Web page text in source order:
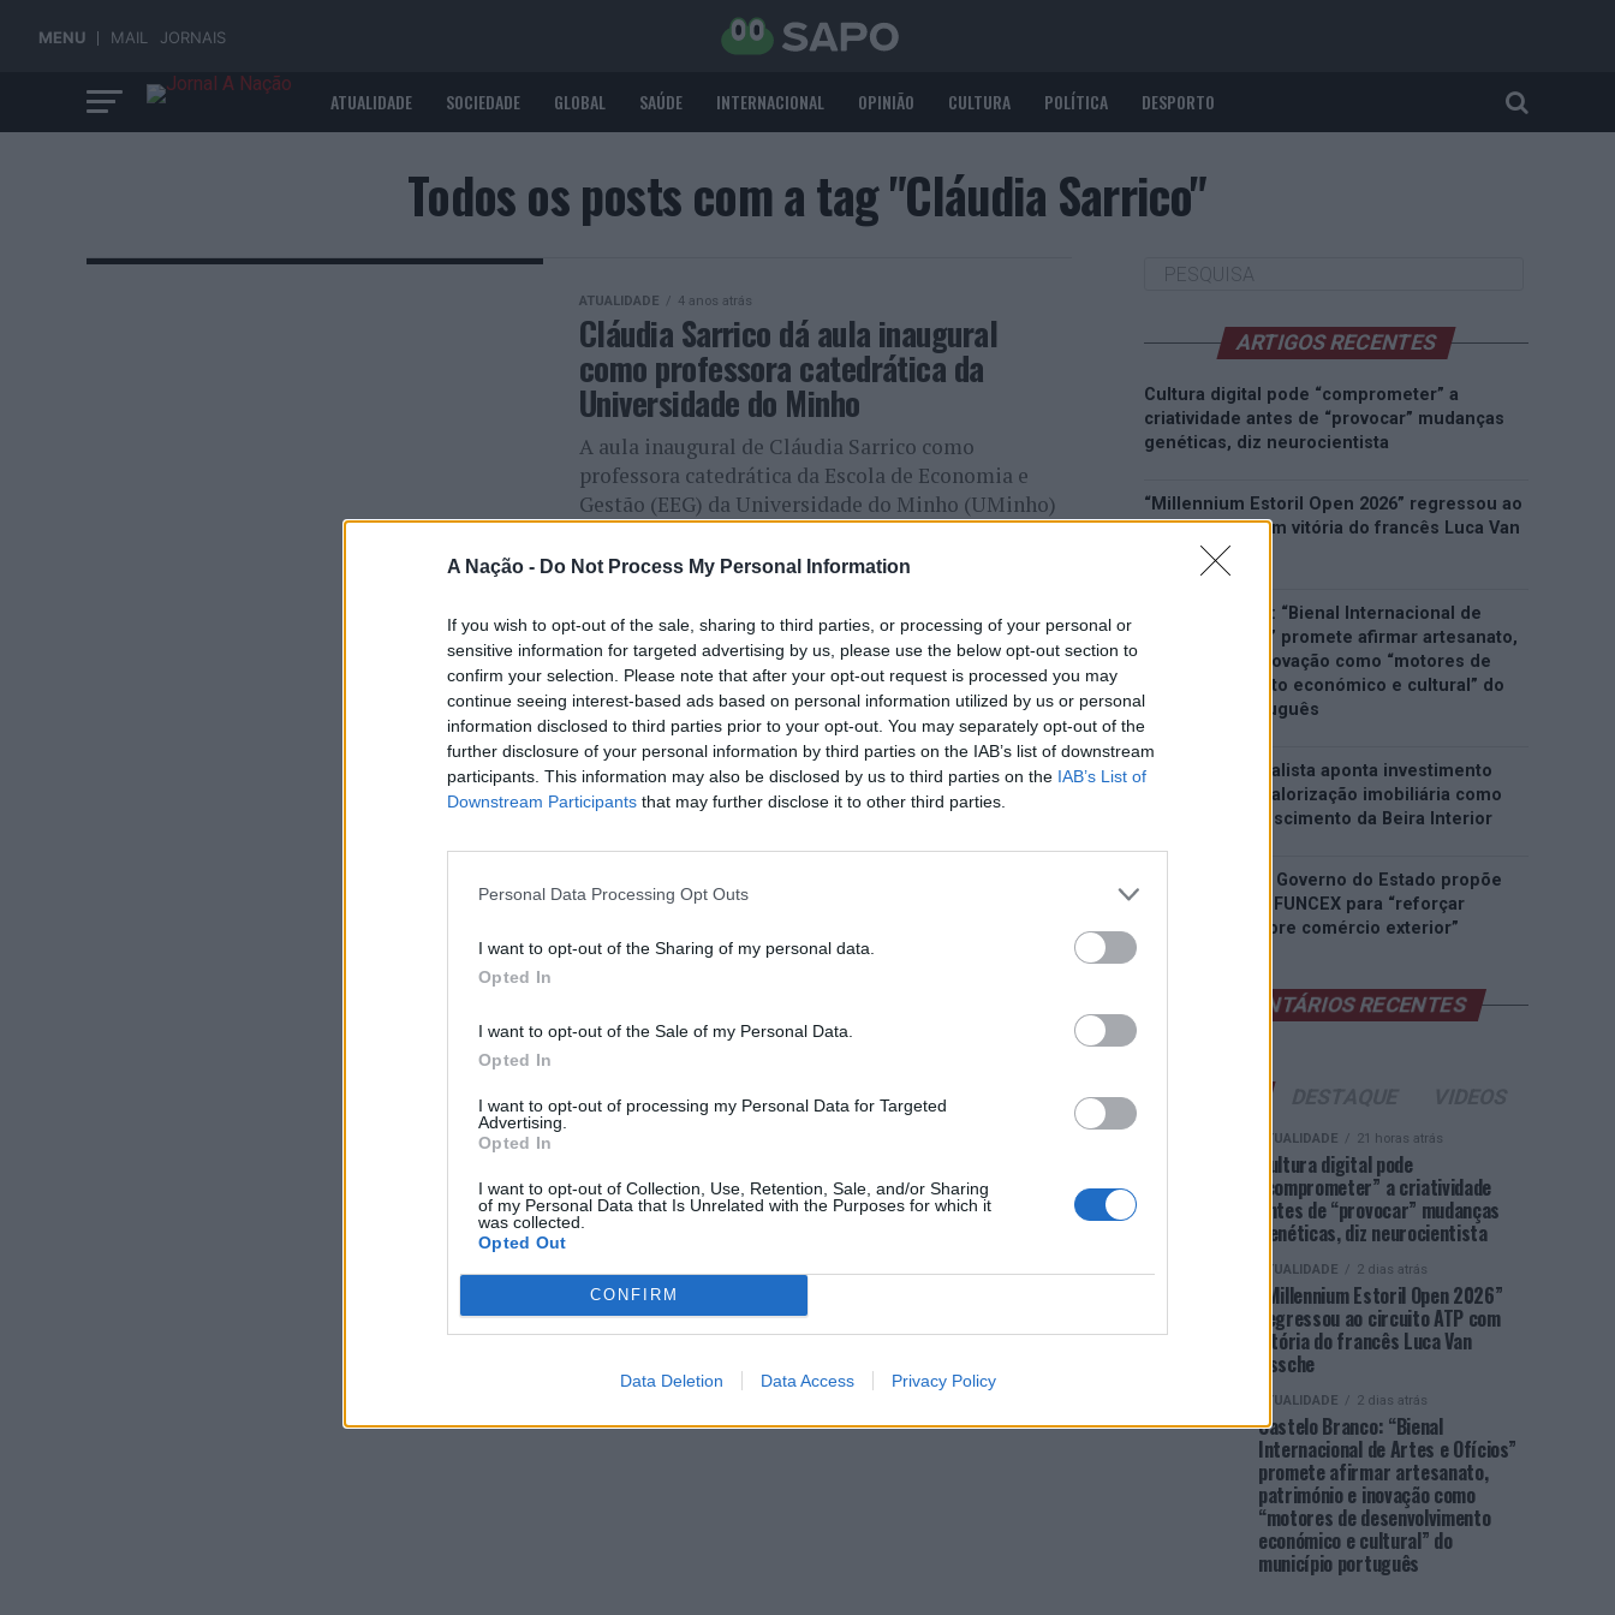
A Nação - Do Not Process My Personal Information
If you wish to opt-out of the sale, sharing to third parties, or processing of your personal or
sensitive information for targeted advertising by us, please use the below opt-out section to
confirm your selection. Please note that after your opt-out request is processed you may
continue seeing interest-based ads based on personal information utilized by us or personal
information disclosed to third parties prior to your opt-out. You may separately opt-out of the
further disclosure of your personal information by third parties on the IAB’s list of downstream
participants. This information may also be disclosed by us to third parties on the IAB’s List of
Downstream Participants that may further disclose it to other third parties.
Personal Data Processing Opt Outs
I want to opt-out of the Sharing of my personal data.
Opted In
I want to opt-out of the Sale of my Personal Data.
Opted In
I want to opt-out of processing my Personal Data for Targeted
Advertising.
Opted In
I want to opt-out of Collection, Use, Retention, Sale, and/or Sharing
of my Personal Data that Is Unrelated with the Purposes for which it
was collected.
Opted Out
CONFIRM
Data Deletion Data Access Privacy Policy
MENU MAIL JORNAIS
ATUALIDADE SOCIEDADE GLOBAL SAÚDE INTERNACIONAL OPINIÃO CULTURA POLÍTICA DESPORTO
Todos os posts com a tag "Cláudia Sarrico"
ATUALIDADE 4 anos atrás
Cláudia Sarrico dá aula inaugural
como professora catedrática da
Universidade do Minho
A aula inaugural de Cláudia Sarrico como
professora catedrática da Escola de Economia e
Gestão (EEG) da Universidade do Minho (UMinho)
ARTIGOS RECENTES
Cultura digital pode “comprometer” a
criatividade antes de “provocar” mudanças
genéticas, diz neurocientista
“Millennium Estoril Open 2026” regressou ao
circuito ATP com vitória do francês Luca Van
Assche
Castelo Branco: “Bienal Internacional de
Artes e Ofícios” promete afirmar artesanato,
património e inovação como “motores de
desenvolvimento económico e cultural” do
município português
Covilhã: Especialista aponta investimento
estrangeiro e valorização imobiliária como
motores do crescimento da Beira Interior
Rio de Janeiro: Governo do Estado propõe
parceria com a FUNCEX para “reforçar
inteligência sobre comércio exterior”
COMENTÁRIOS RECENTES
ATUALIDADE 21 horas atrás
Cultura digital pode
“comprometer” a criatividade
antes de “provocar” mudanças
genéticas, diz neurocientista
ATUALIDADE 2 dias atrás
“Millennium Estoril Open 2026”
regressou ao circuito ATP com
vitória do francês Luca Van
Assche
ATUALIDADE 2 dias atrás
Castelo Branco: “Bienal
Internacional de Artes e Ofícios”
promete afirmar artesanato,
património e inovação como
“motores de desenvolvimento
económico e cultural” do
município português